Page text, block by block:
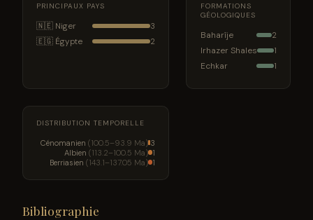
PRINCIPAUX PAYS
🇳🇪 Niger 3
🇪🇬 Égypte 2
FORMATIONS
GÉOLOGIQUES
Baharîje 2
Irhazer Shales 1
Echkar 1
DISTRIBUTION TEMPORELLE
Cénomanien (100.5–93.9 Ma) 3
Albien (113.2–100.5 Ma) 1
Berriasien (143.1–137.05 Ma) 1
Bibliographie